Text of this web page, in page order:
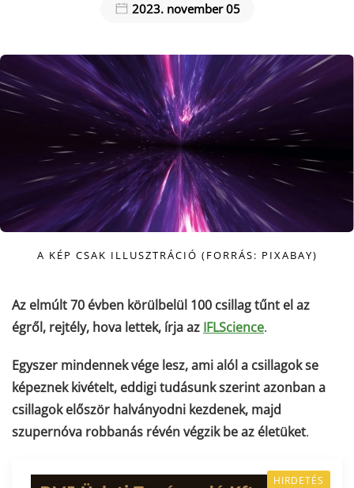
2023. november 05
A KÉP CSAK ILLUSZTRÁCIÓ (FORRÁS: PIXABAY)
Az elmúlt 70 évben körülbelül 100 csillag tűnt el az
égről, rejtély, hova lettek, írja az IFLScience.
Egyszer mindennek vége lesz, ami alól a csillagok se
képeznek kivételt, eddigi tudásunk szerint azonban a
csillagok először halványodni kezdenek, majd
szupernóva robbanás révén végzik be az életüket.
HIRDETÉS